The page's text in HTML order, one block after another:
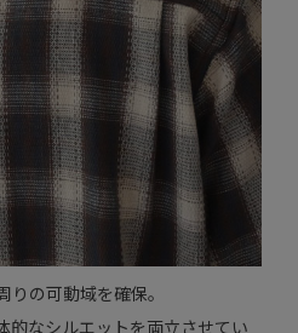
の可動域を確保。
的なシルエットを両立させてい